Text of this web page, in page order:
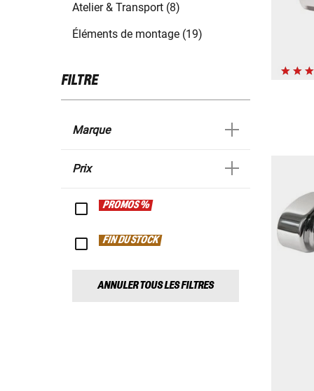
Atelier & Transport (8)
Éléments de montage (19)
FILTRE
Marque
Prix
PROMOS %
FIN DU STOCK
ANNULER TOUS LES FILTRES